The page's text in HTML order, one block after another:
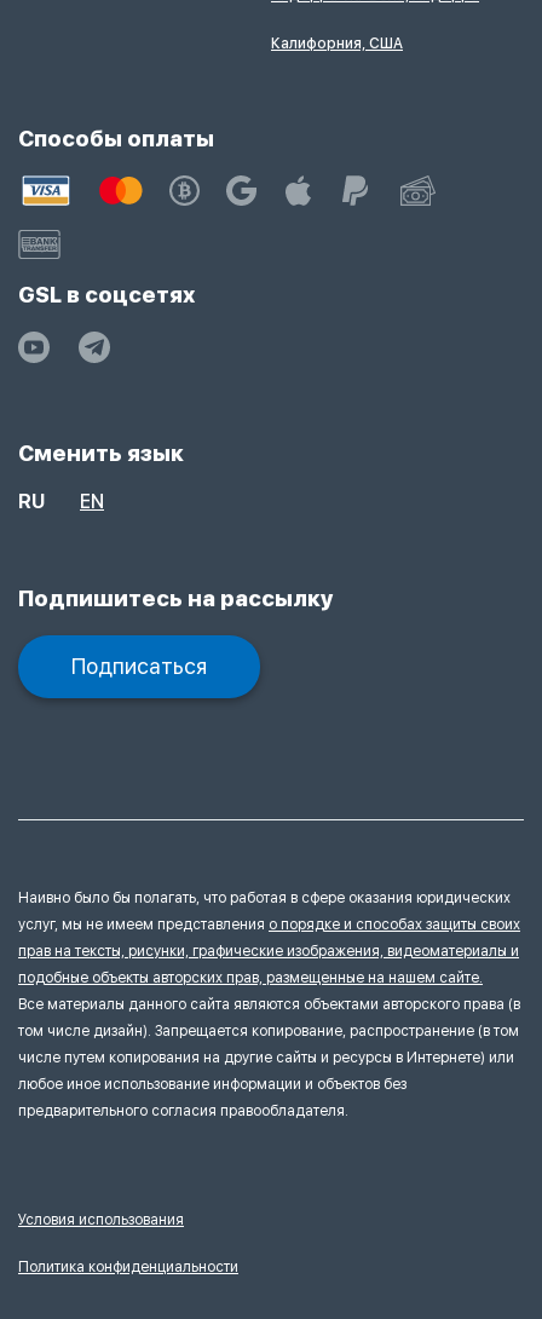
Калифорния, США
Способы оплаты
GSL в соцсетях
Сменить язык
RU EN
Подпишитесь на рассылку
Подписаться
Наивно было бы полагать, что работая в сфере оказания юридических
услуг, мы не имеем представления о порядке и способах защиты своих
прав на тексты, рисунки, графические изображения, видеоматериалы и
подобные объекты авторских прав, размещенные на нашем сайте.
Все материалы данного сайта являются объектами авторского права (в
том числе дизайн). Запрещается копирование, распространение (в том
числе путем копирования на другие сайты и ресурсы в Интернете) или
любое иное использование информации и объектов без
предварительного согласия правообладателя.
Условия использования
Политика конфиденциальности